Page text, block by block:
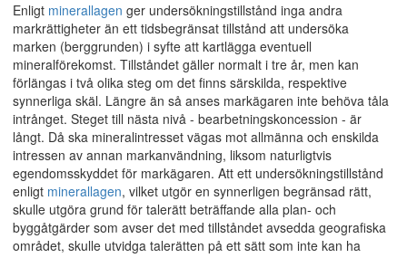
Enligt minerallagen ger undersökningstillstånd inga andra
markrättigheter än ett tidsbegränsat tillstånd att undersöka
marken (berggrunden) i syfte att kartlägga eventuell
mineralförekomst. Tillståndet gäller normalt i tre år, men kan
förlängas i två olika steg om det finns särskilda, respektive
synnerliga skäl. Längre än så anses markägaren inte behöva tåla
intrånget. Steget till nästa nivå - bearbetningskoncession - är
långt. Då ska mineralintresset vägas mot allmänna och enskilda
intressen av annan markanvändning, liksom naturligtvis
egendomsskyddet för markägaren. Att ett undersökningstillstånd
enligt minerallagen, vilket utgör en synnerligen begränsad rätt,
skulle utgöra grund för talerätt beträffande alla plan- och
byggåtgärder som avser det med tillståndet avsedda geografiska
området, skulle utvidga talerätten på ett sätt som inte kan ha